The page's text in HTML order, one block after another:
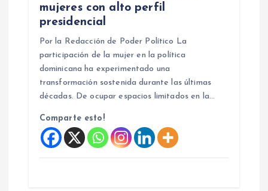
mujeres con alto perfil
presidencial
Por la Redacción de Poder Político La
participación de la mujer en la política
dominicana ha experimentado una
transformación sostenida durante las últimas
décadas. De ocupar espacios limitados en la…
Comparte esto!